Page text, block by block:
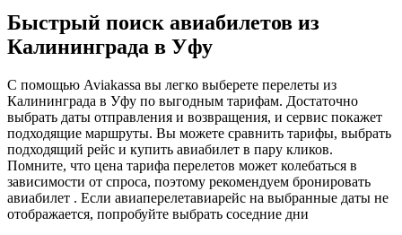
Быстрый поиск авиабилетов из
Калининграда в Уфу
С помощью Aviakassa вы легко выберете перелеты из
Калининграда в Уфу по выгодным тарифам. Достаточно
выбрать даты отправления и возвращения, и сервис покажет
подходящие маршруты. Вы можете сравнить тарифы, выбрать
подходящий рейс и купить авиабилет в пару кликов.
Помните, что цена тарифа перелетов может колебаться в
зависимости от спроса, поэтому рекомендуем бронировать
авиабилет . Если авиаперелетавиарейс на выбранные даты не
отображается, попробуйте выбрать соседние дни